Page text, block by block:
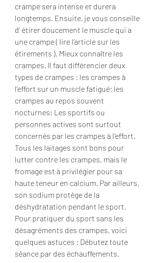
crampe sera intense et durera
longtemps. Ensuite, je vous conseille
d’ étirer doucement le muscle qui a
une crampe ( lire l’article sur les
étirements ). Mieux connaître les
crampes. Il faut différencier deux
types de crampes : les crampes à
l’effort sur un muscle fatigué; les
crampes au repos souvent
nocturnes; Les sportifs ou
personnes actives sont surtout
concernés par les crampes à l’effort.
Tous les laitages sont bons pour
lutter contre les crampes, mais le
fromage est à privilégier pour sa
haute teneur en calcium. Par ailleurs,
son sodium protège de la
déshydratation pendant le sport.
Pour pratiquer du sport sans les
désagréments des crampes, voici
quelques astuces : Débutez toute
séance par des échauffements.